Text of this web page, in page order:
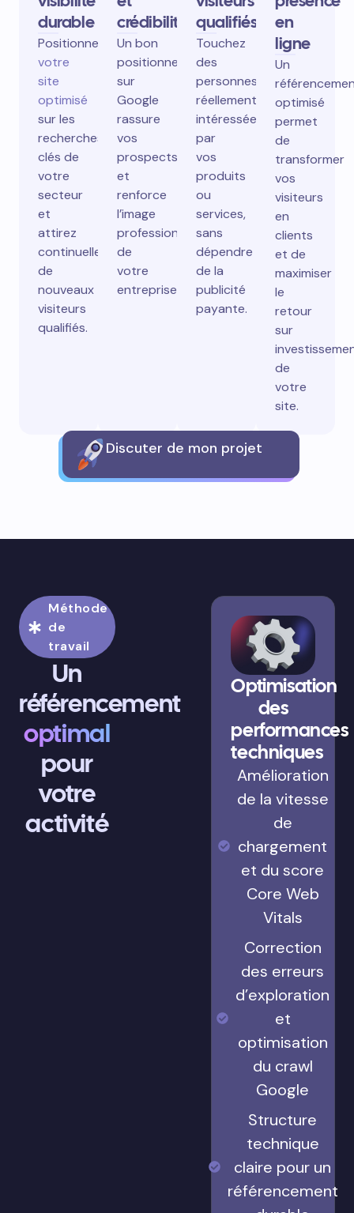
durable
Positionnez
votre
site
optimisé
sur les
recherches
clés de
votre
secteur
et
attirez
continuellement
de
nouveaux
visiteurs
qualifiés.
crédibilité
Un bon
positionnement
sur
Google
rassure
vos
prospects
et
renforce
l’image
professionnelle
de
votre
entreprise.
qualifiés
Touchez
des
personnes
réellement
intéressées
par
vos
produits
ou
services,
sans
dépendre
de la
publicité
payante.
en
ligne
Un
optimisé
permet
de
transformer
vos
visiteurs
en
clients
et de
maximiser
le
retour
sur
de
votre
site.
Discuter de mon projet
Méthode
de
travail
Un
référencement
optimal
pour
votre
activité
Optimisation
des
performances
techniques
Amélioration
de la vitesse
de
chargement
et du score
Core Web
Vitals
Correction
des erreurs
d’exploration
et
optimisation
du crawl
Google
Structure
technique
claire pour un
référencement